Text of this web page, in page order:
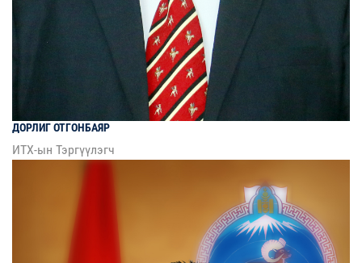
ДОРЛИГОТГОНБАЯР
ИТХ-ын Тэргүүлэгч